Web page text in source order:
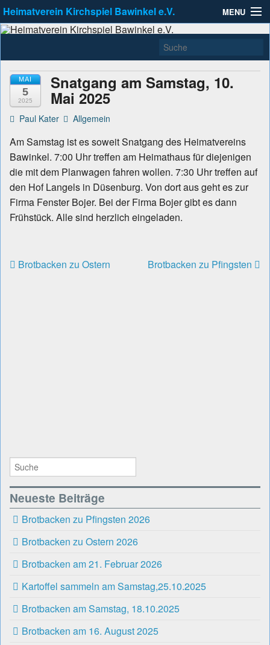
Heimatverein Kirchspiel Bawinkel e.V. MENU
Allgemein
Kleinbahnausstellung
Links
Aktuell
Heimatverein Kirchspiel
Bawinkel e.V.
Zu erreichen unter info@Heimatverein-Bawinkel.de
MAI
5
2025
Snatgang am Samstag, 10.
Mai 2025
Paul Kater Allgemein
Am Samstag ist es soweit Snatgang des Heimatvereins
Bawinkel. 7:00 Uhr treffen am Heimathaus für diejenigen
die mit dem Planwagen fahren wollen. 7:30 Uhr treffen auf
den Hof Langels in Düsenburg. Von dort aus geht es zur
Firma Fenster Bojer. Bei der Firma Bojer gibt es dann
Frühstück. Alle sind herzlich eingeladen.
Brotbacken zu Ostern Brotbacken zu Pfingsten
Neueste Beiträge
Brotbacken zu Pfingsten 2026
Brotbacken zu Ostern 2026
Brotbacken am 21. Februar 2026
Kartoffel sammeln am Samstag,25.10.2025
Brotbacken am Samstag, 18.10.2025
Brotbacken am 16. August 2025